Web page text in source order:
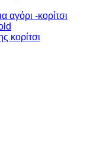
αγόρι -κορίτσι
κορίτσι